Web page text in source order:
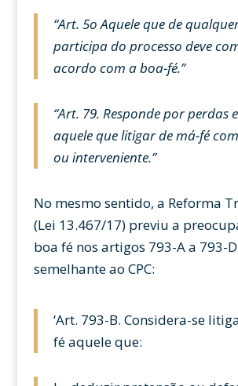
“Art. 5o Aquele que de
participa do processo deve
acordo com a boa-fé.”
“Art. 79. Responde por perdas
aquele que litigar de má-fé
ou interveniente.”
No mesmo sentido, a Reforma
(Lei 13.467/17) previu a
boa fé nos artigos 793-A a 793-
semelhante ao CPC:
‘Art. 793-B. Considera-se
fé aquele que: